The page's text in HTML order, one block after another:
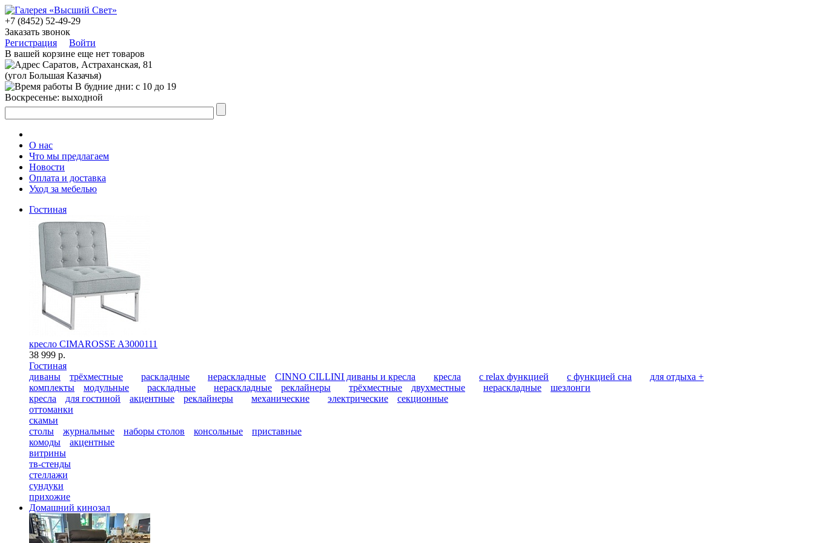
+7 (8452) 52-49-29
Заказать звонок
Регистрация
Войти
В вашей корзине еще нет товаров
Саратов, Астраханская, 81
(угол Большая Казачья)
В будние дни: с 10 до 19
Воскресенье: выходной
О нас
Что мы предлагаем
Новости
Оплата и доставка
Уход за мебелью
Гостиная
кресло CIMAROSSE A3000111
38 999 р.
Гостиная
диваны
трёхместные раскладные нераскладные CINNO CILLINI диваны и кресла кресла с relax функцией с функцией сна
для отдыха +
комплекты
модульные раскладные нераскладные реклайнеры трёхместные двухместные нераскладные
шезлонги
кресла
для гостиной акцентные реклайнеры механические электрические
секционные
оттоманки
скамьи
столы
журнальные наборы столов консольные
приставные
комоды
акцентные
витрины
тв-стенды
стеллажи
сундуки
прихожие
Домашний кинозал